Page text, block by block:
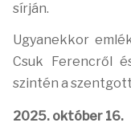
sírján.
Ugyanekkor
Csuk Ferencről
szintén a
2025. október 16.